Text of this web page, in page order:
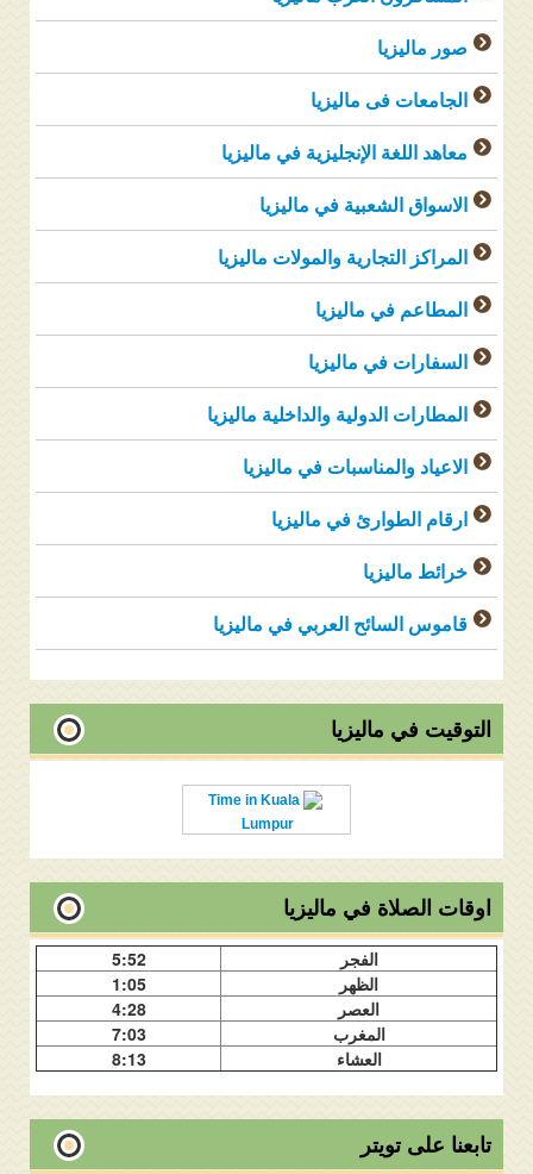
صور ماليزيا
الجامعات فى ماليزيا
معاهد اللغة الإنجليزية في ماليزيا
الاسواق الشعبية في ماليزيا
المراكز التجارية والمولات ماليزيا
المطاعم في ماليزيا
السفارات في ماليزيا
المطارات الدولية والداخلية ماليزيا
الاعياد والمناسبات في ماليزيا
ارقام الطوارئ في ماليزيا
خرائط ماليزيا
قاموس السائح العربي في ماليزيا
التوقيت في ماليزيا
Time in Kuala
Lumpur
اوقات الصلاة في ماليزيا
الفجر
5:52
الظهر
1:05
العصر
4:28
المغرب
7:03
العشاء
8:13
تابعنا على تويتر